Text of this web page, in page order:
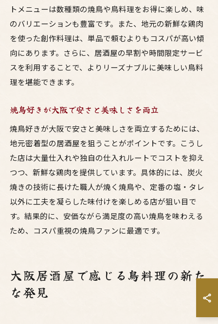
トメニューは数種類の焼鳥や鳥料理をお得に楽しめ、味
のバリエーションも豊富です。また、地元の新鮮な鶏肉
を使った創作料理は、単品で頼むよりもコスパが高い傾
向にあります。さらに、居酒屋の早割や時間限定サービ
スを利用することで、よりリーズナブルに美味しい鳥料
理を堪能できます。
焼鳥好きが大阪で安さと美味しさを両立
焼鳥好きが大阪で安さと美味しさを両立するためには、
地元密着型の居酒屋を狙うことがポイントです。こうし
た店は大量仕入れや独自の仕入れルートでコストを抑え
つつ、新鮮な鶏肉を提供しています。具体的には、炭火
焼きの技術に長けた職人が焼く焼鳥や、定番の塩・タレ
以外に工夫を凝らした味付けを楽しめる店が狙い目で
す。結果的に、安価ながら満足度の高い焼鳥を味わえる
ため、コスパ重視の焼鳥ファンに最適です。
大阪居酒屋で感じる鳥料理の新た
な発見